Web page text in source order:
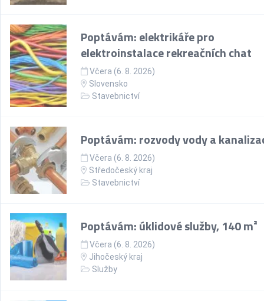
Poptávám: elektrikáře pro
elektroinstalace rekreačních chat
Včera (6. 8. 2026)
Slovensko
Stavebnictví
Poptávám: rozvody vody a
Včera (6. 8. 2026)
Středočeský kraj
Stavebnictví
Poptávám: úklidové služby, 140 m²
Včera (6. 8. 2026)
Jihočeský kraj
Služby